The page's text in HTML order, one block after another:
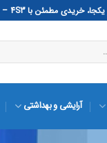
آرایشی و بهداشتی